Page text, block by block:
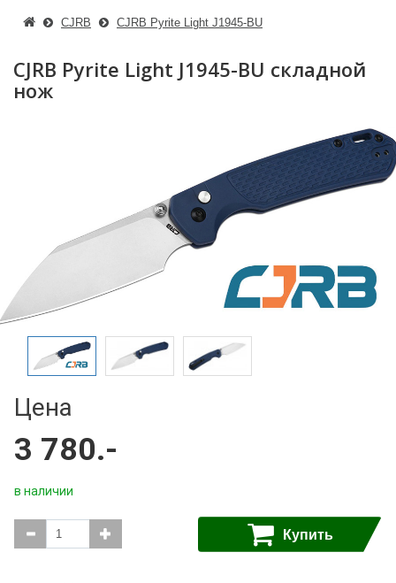
CJRB CJRB Pyrite Light J1945-BU
CJRB Pyrite Light J1945-BU складной
нож
Цена
3 780.-
в наличии
Купить